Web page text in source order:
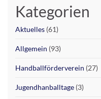
Kategorien
Aktuelles (61)
Allgemein (93)
Handballförderverein (27)
Jugendhanballtage (3)